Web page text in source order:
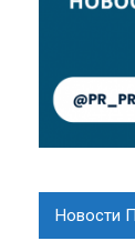
Новости